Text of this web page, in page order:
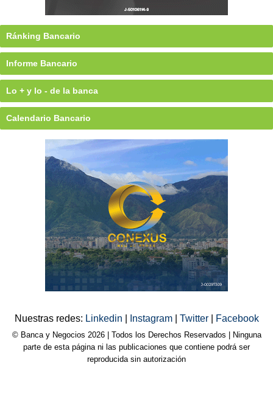
Ránking Bancario
Informe Bancario
Lo + y lo - de la banca
Calendario Bancario
Nuestras redes: Linkedin Instagram Twitter Facebook
© Banca y Negocios 2026 | Todos los Derechos Reservados | Ninguna
parte de esta página ni las publicaciones que contiene podrá ser
reproducida sin autorización